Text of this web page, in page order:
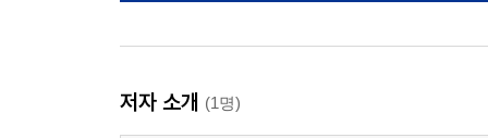
저자 소개 (1명)